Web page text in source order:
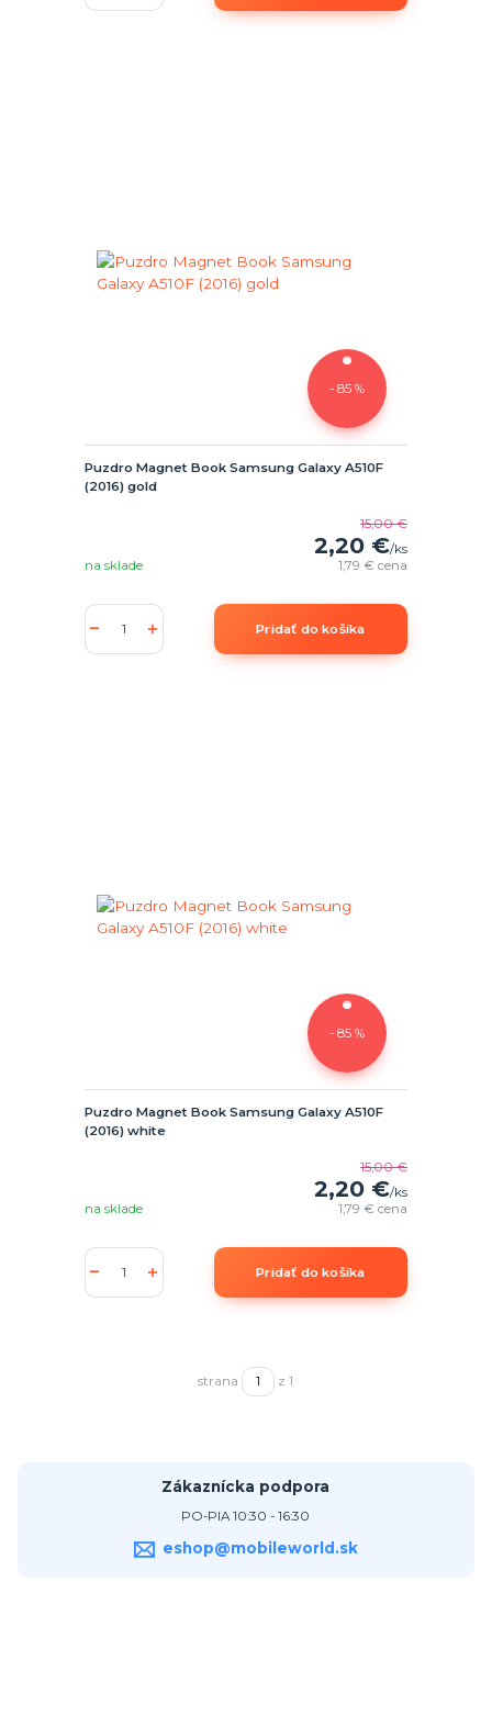
- 85 %
Puzdro Magnet Book Samsung Galaxy A510F
(2016) gold
15,00 €
2,20 €/ks
1,79 €cena
na sklade
Pridať do košíka
- 85 %
Puzdro Magnet Book Samsung Galaxy A510F
(2016) white
15,00 €
2,20 €/ks
1,79 €cena
na sklade
Pridať do košíka
strana z 1
Zákaznícka podpora
PO-PIA 10:30 - 16:30
eshop@mobileworld.sk